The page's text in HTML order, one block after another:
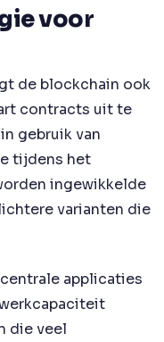
voor
de blockchain ook
contracts uit te
gebruik van
tijdens het
ingewikkelde
varianten die
applicaties
die veel